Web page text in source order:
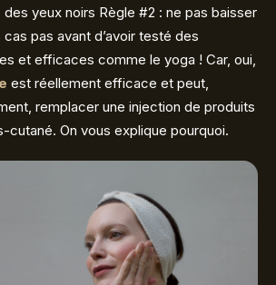
yeux noirs Règle #2 : ne pas baisser
pas avant d’avoir testé des
et efficaces comme le yoga ! Car, oui,
est réellement efficace et peut,
remplacer une injection de produits
cutané. On vous explique pourquoi.